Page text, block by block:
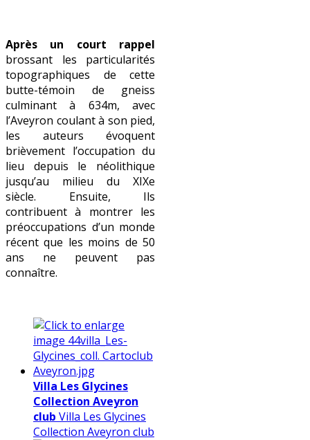
Après un court rappel
brossant les particularités
topographiques de cette
butte-témoin de gneiss
culminant à 634m, avec
l’Aveyron coulant à son pied,
les auteurs évoquent
brièvement l’occupation du
lieu depuis le néolithique
jusqu’au milieu du XIXe
siècle. Ensuite, Ils
contribuent à montrer les
préoccupations d’un monde
récent que les moins de 50
ans ne peuvent pas
connaître.
Villa Les Glycines
Collection Aveyron
club Villa Les Glycines
Collection Aveyron club